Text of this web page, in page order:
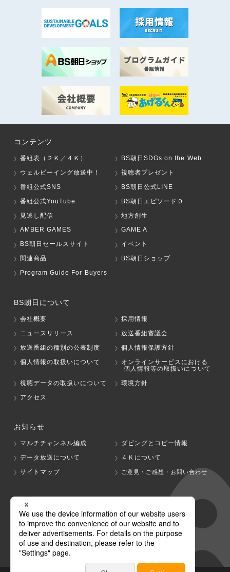
コンテンツ
番組表（２Ｋ／４Ｋ）
BS朝日SDGs on the Web
ウェルビーイング放送中！
視聴者プレゼント
番組公式SNS
BS朝日公式LINE
番組公式YouTube
BS朝日エピソード０
見逃し配信
地方創生
AMBER GAMES
GAME A
BS朝日セールスサイト
イベント
関連商品
BS朝日ショップ
Program Guide For Buyers
BS朝日について
会社概要
採用情報
ニュースリリース
放送番組審議会
放送番組の種別の公表制度
個人情報保護方針
個人情報の取扱いについて
オンラインサービスにおける
個人情報等の取扱いについて
視聴データの取扱いについて
環境方針
アクセス
お知らせ
マルチチャンネル編成
ダビングとコピー情報
データ放送について
４Ｋについて
サイトマップ
ご意見・ご感想・お問い合わせ
グループ会社
テレビ朝日 テレ朝チャンネル